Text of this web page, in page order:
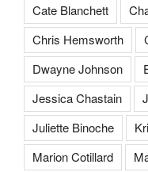
Cate Blanchett
Chris Hemsworth
Dwayne Johnson
Jessica Chastain
Juliette Binoche
Marion Cotillard